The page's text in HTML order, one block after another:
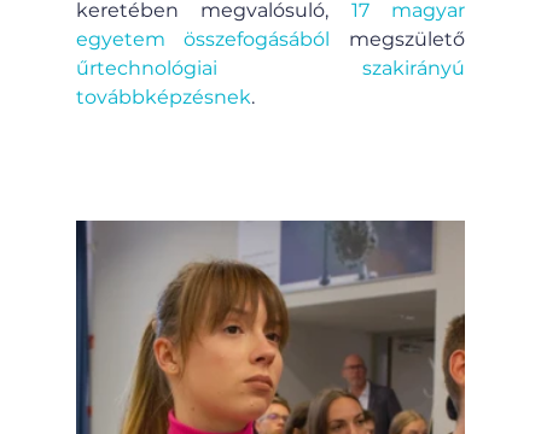
keretében megvalósuló, 17 magyar
egyetem összefogásából
űrtechnológiai szakirányú
továbbképzésnek.